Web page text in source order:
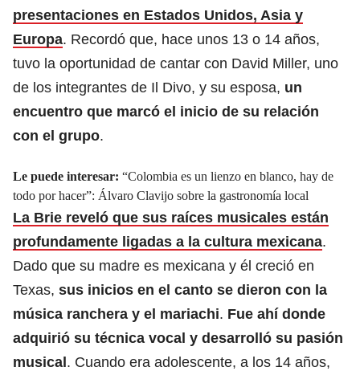
presentaciones en Estados Unidos, Asia y
Europa. Recordó que, hace unos 13 o 14 años,
tuvo la oportunidad de cantar con David Miller, uno
de los integrantes de Il Divo, y su esposa, un
encuentro que marcó el inicio de su relación
con el grupo.
Le puede interesar: “Colombia es un lienzo en blanco, hay de
todo por hacer”: Álvaro Clavijo sobre la gastronomía local
La Brie reveló que sus raíces musicales están
profundamente ligadas a la cultura mexicana.
Dado que su madre es mexicana y él creció en
Texas, sus inicios en el canto se dieron con la
música ranchera y el mariachi. Fue ahí donde
adquirió su técnica vocal y desarrolló su pasión
musical. Cuando era adolescente, a los 14 años,